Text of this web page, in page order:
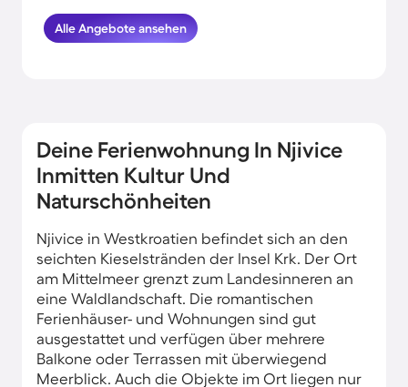
wenn du deinen Urlaub in Strandnähe in
Njivice verbringst. HomeToGo hat für dich
Alle Angebote ansehen
Deine Ferienwohnung In Njivice
Inmitten Kultur Und
Naturschönheiten
Njivice in Westkroatien befindet sich an den
seichten Kieselstränden der Insel Krk. Der Ort
am Mittelmeer grenzt zum Landesinneren an
eine Waldlandschaft. Die romantischen
Ferienhäuser- und Wohnungen sind gut
ausgestattet und verfügen über mehrere
Balkone oder Terrassen mit überwiegend
Meerblick. Auch die Objekte im Ort liegen nur